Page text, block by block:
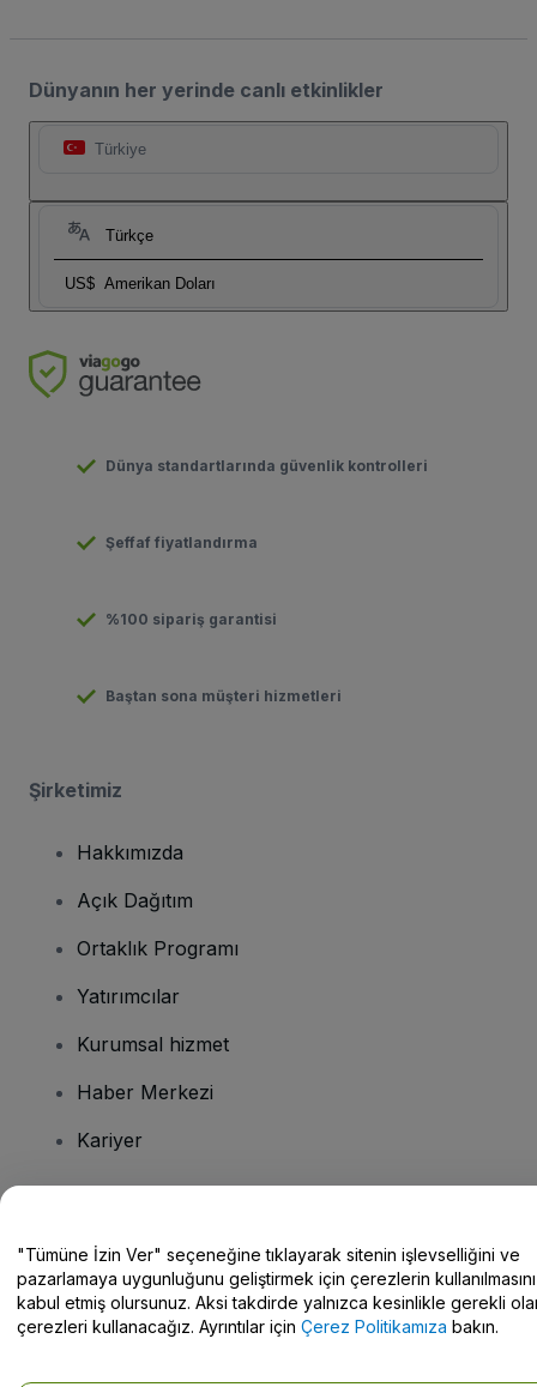
Dünyanın her yerinde canlı etkinlikler
Türkiye
Türkçe
US$ Amerikan Doları
Dünya standartlarında güvenlik kontrolleri
Şeffaf fiyatlandırma
%100 sipariş garantisi
Baştan sona müşteri hizmetleri
Şirketimiz
Hakkımızda
Açık Dağıtım
Ortaklık Programı
Yatırımcılar
Kurumsal hizmet
Haber Merkezi
Kariyer
Yardım Merkezi / Bize Ulaşın
"Tümüne İzin Ver" seçeneğine tıklayarak sitenin işlevselliğini ve
pazarlamaya uygunluğunu geliştirmek için çerezlerin kullanılmasını
kabul etmiş olursunuz. Aksi takdirde yalnızca kesinlikle gerekli
çerezleri kullanacağız. Ayrıntılar için Çerez Politikamıza bakın.